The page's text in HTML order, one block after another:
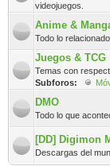
videojuegos.
Anime &
Todo lo
Juegos & TCG
Temas con
Subforos:
DMO
Todo lo que
[DD] Digimon
Descargas del